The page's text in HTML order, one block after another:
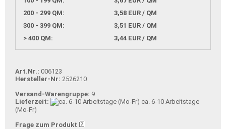
200 - 299 QM:
3,58 EUR / QM
300 - 399 QM:
3,51 EUR / QM
> 400 QM:
3,44 EUR / QM
Art.Nr.: 006123
Hersteller-Nr: 2526210
Versand-Warengruppe: 9
Lieferzeit:
ca. 6-10 Arbeitstage
(Mo-Fr)
Frage zum Produkt